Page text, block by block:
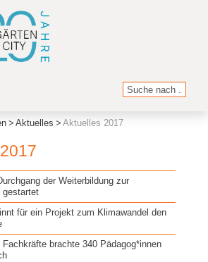
Aktuelles Aktuelles 2017
der Weiterbildung zur
gestartet
für ein Projekt zum Klimawandel den
brachte 340 Pädagog*innen